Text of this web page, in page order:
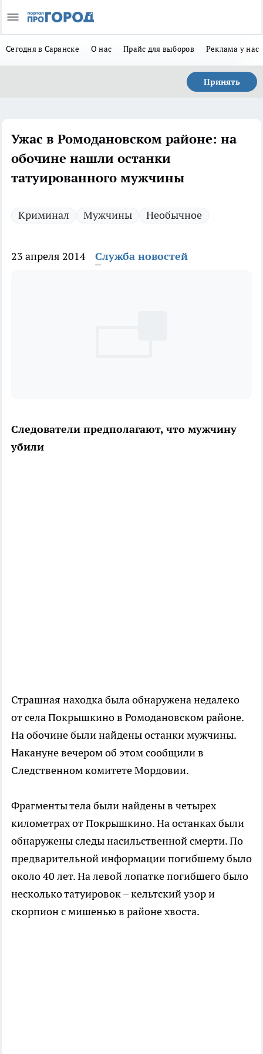
Сегодня в Саранске О нас Прайс для выборов Реклама у нас
Принять
Ужас в Ромодановском районе: на
обочине нашли останки
татуированного мужчины
Криминал Мужчины Необычное
23 апреля 2014 Служба новостей
Следователи предполагают, что мужчину
убили
Страшная находка была обнаружена недалеко
от села Покрышкино в Ромодановском районе.
На обочине были найдены останки мужчины.
Накануне вечером об этом сообщили в
Следственном комитете Мордовии.
Фрагменты тела были найдены в четырех
километрах от Покрышкино. На останках были
обнаружены следы насильственной смерти. По
предварительной информации погибшему было
около 40 лет. На левой лопатке погибшего было
несколько татуировок – кельтский узор и
скорпион с мишенью в районе хвоста.